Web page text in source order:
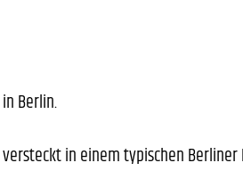
Berlin.
versteckt in einem typischen